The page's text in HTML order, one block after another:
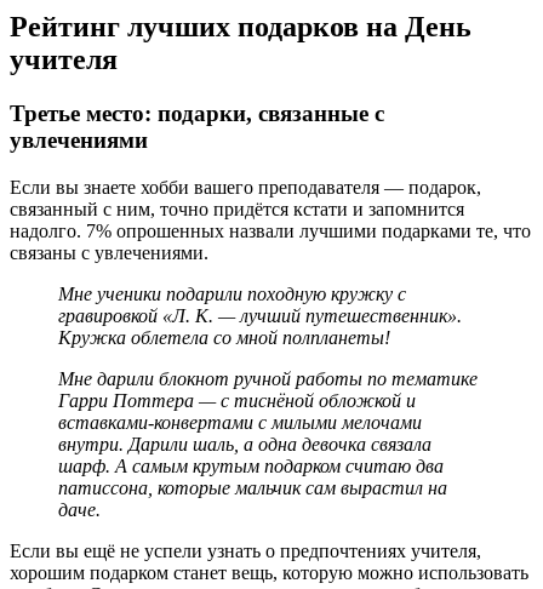
Рейтинг лучших подарков на День
учителя
Третье место: подарки, связанные с
увлечениями
Если вы знаете хобби вашего преподавателя — подарок,
связанный с ним, точно придётся кстати и запомнится
надолго. 7% опрошенных назвали лучшими подарками те, что
связаны с увлечениями.
Мне ученики подарили походную кружку с
гравировкой «Л. К. — лучший путешественник».
Кружка облетела со мной полпланеты!
Мне дарили блокнот ручной работы по тематике
Гарри Поттера — с тиснёной обложкой и
вставками-конвертами с милыми мелочами
внутри. Дарили шаль, а одна девочка связала
шарф. А самым крутым подарком считаю два
патиссона, которые мальчик сам вырастил на
даче.
Если вы ещё не успели узнать о предпочтениях учителя,
хорошим подарком станет вещь, которую можно использовать